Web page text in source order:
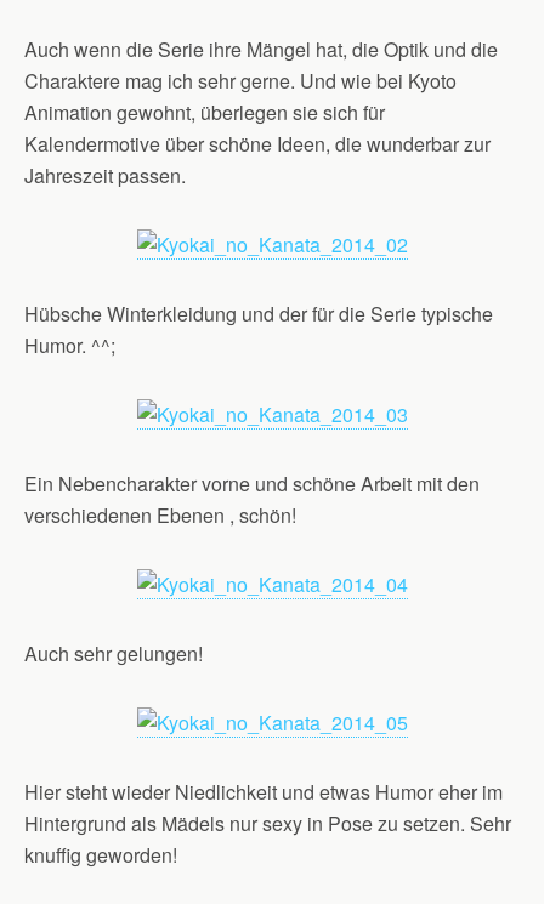
Auch wenn die Serie ihre Mängel hat, die Optik und die
Charaktere mag ich sehr gerne. Und wie bei Kyoto
Animation gewohnt, überlegen sie sich für
Kalendermotive über schöne Ideen, die wunderbar zur
Jahreszeit passen.
Hübsche Winterkleidung und der für die Serie typische
Humor. ^^;
Ein Nebencharakter vorne und schöne Arbeit mit den
verschiedenen Ebenen , schön!
Auch sehr gelungen!
Hier steht wieder Niedlichkeit und etwas Humor eher im
Hintergrund als Mädels nur sexy in Pose zu setzen. Sehr
knuffig geworden!